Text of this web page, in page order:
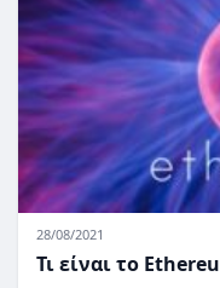
28/08/2021
Τι είναι το